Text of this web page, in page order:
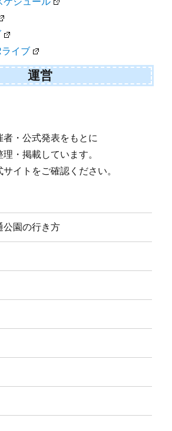
イブ
運営
・公式発表をもとに
・掲載しています。
イトをご確認ください。
公園の行き方